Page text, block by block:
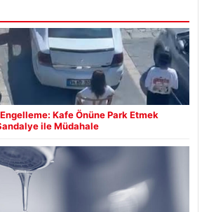
Kafe Önüne Park Etmek
ile Müdahale